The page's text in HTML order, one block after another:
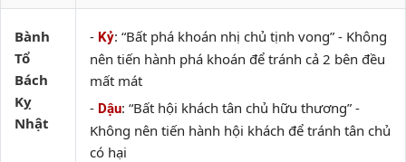
Bành
Tổ
Bách
Kỵ
Nhật
- Kỷ: “Bất phá khoán nhị chủ tịnh vong” - Không
nên tiến hành phá khoán để tránh cả 2 bên đều
mất mát
- Dậu: “Bất hội khách tân chủ hữu thương” -
Không nên tiến hành hội khách để tránh tân chủ
có hại